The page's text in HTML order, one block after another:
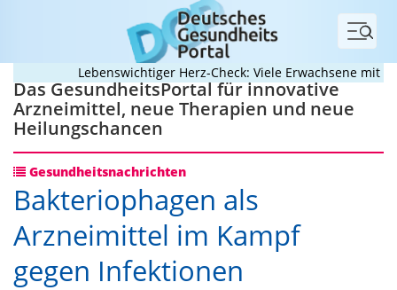
Menü
Lebenswichtiger Herz-Check: Viele Erwachsene mit
Das GesundheitsPortal für innovative
Arzneimittel, neue Therapien und neue
Heilungschancen
Gesundheitsnachrichten
Bakteriophagen als
Arzneimittel im Kampf
gegen Infektionen